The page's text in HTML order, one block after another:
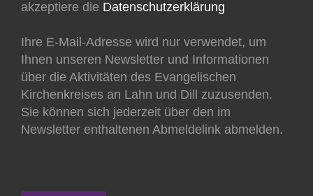
akzeptiere die Datenschutzerklärung
Ihre E-Mail-Adresse wird nur verwendet, um
Ihnen unseren Newsletter und Informationen
über die Aktivitäten des Evangelischen
Kirchenkreises an Lahn und Dill zuzusenden.
Sie können sich jederzeit über den im
Newsletter enthaltenen Abmeldelink abmelden.